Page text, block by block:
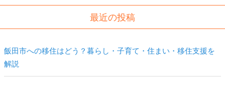
最近の投稿
飯田市への移住はどう？暮らし・子育て・住まい・移住支援を
解説